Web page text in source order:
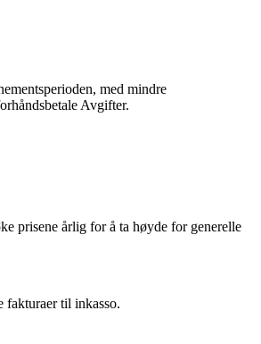
med mindre
Avgifter.
prisene årlig for å ta høyde for generelle
fakturaer til inkasso.